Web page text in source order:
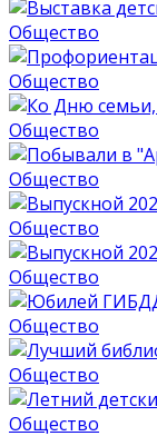
Общество
Общество
Общество
Общество
Общество
Общество
Общество
Общество
Общество